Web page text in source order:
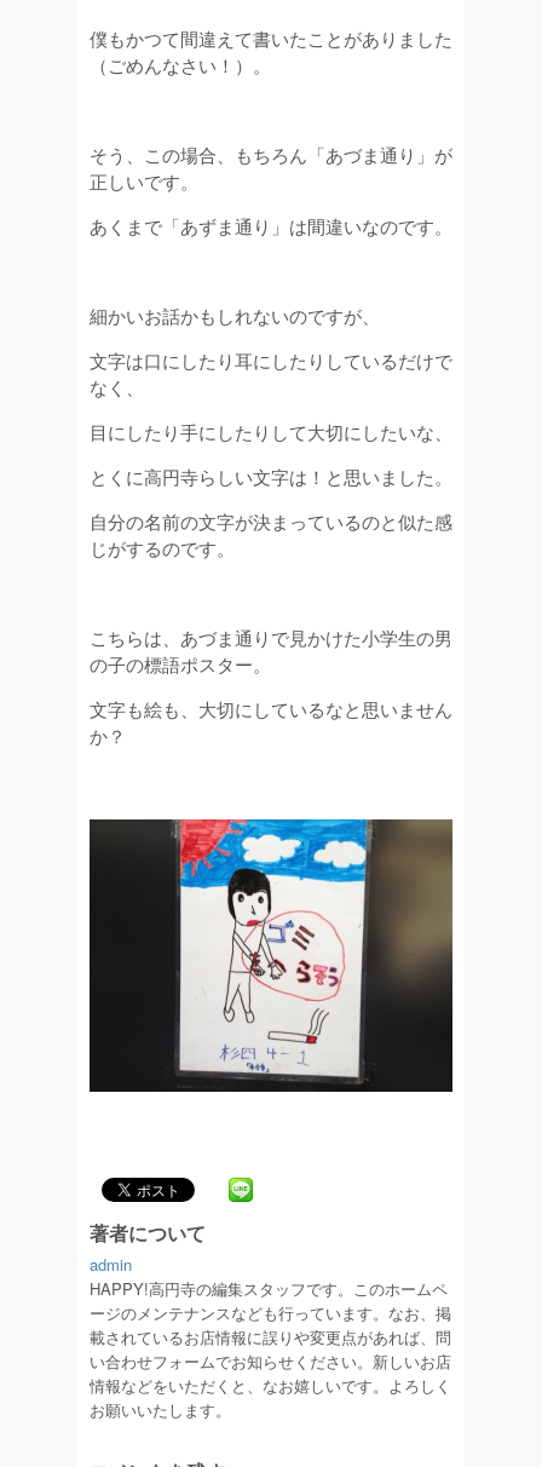
僕もかつて間違えて書いたことがありました
（ごめんなさい！）。
そう、この場合、もちろん「あづま通り」が
正しいです。
あくまで「あずま通り」は間違いなのです。
細かいお話かもしれないのですが、
文字は口にしたり耳にしたりしているだけで
なく、
目にしたり手にしたりして大切にしたいな、
とくに高円寺らしい文字は！と思いました。
自分の名前の文字が決まっているのと似た感
じがするのです。
こちらは、あづま通りで見かけた小学生の男
の子の標語ポスター。
文字も絵も、大切にしているなと思いません
か？
著者について
admin
HAPPY!高円寺の編集スタッフです。このホームペ
ージのメンテナンスなども行っています。なお、掲
載されているお店情報に誤りや変更点があれば、問
い合わせフォームでお知らせください。新しいお店
情報などをいただくと、なお嬉しいです。よろしく
お願いいたします。